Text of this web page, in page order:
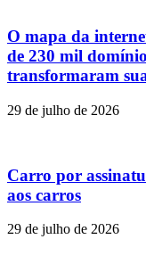
O mapa da
de 230 mil
transformaram
29 de julho de 2026
Carro por
aos carros
29 de julho de 2026